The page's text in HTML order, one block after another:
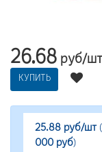
26.68 руб/шт
КУПИТЬ
25.88 руб/шт
000 руб)